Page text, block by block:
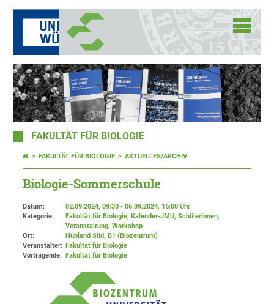
FAKULTÄT FÜR BIOLOGIE
FAKULTÄT FÜR BIOLOGIE AKTUELLES/ARCHIV
Biologie-Sommerschule
Datum:
02.09.2024, 09:30 - 06.09.2024, 16:00 Uhr
Kategorie:
Fakultät für Biologie, Kalender-JMU, SchülerInnen,
Veranstaltung, Workshop
Ort:
Hubland Süd, B1 (Biozentrum)
Veranstalter: Fakultät für Biologie
Vortragende:
Fakultät für Biologie